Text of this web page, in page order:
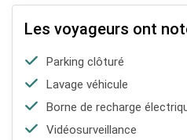
Les voyageurs ont
Parking clôturé
Lavage véhicule
Borne de recharge
Vidéosurveillance